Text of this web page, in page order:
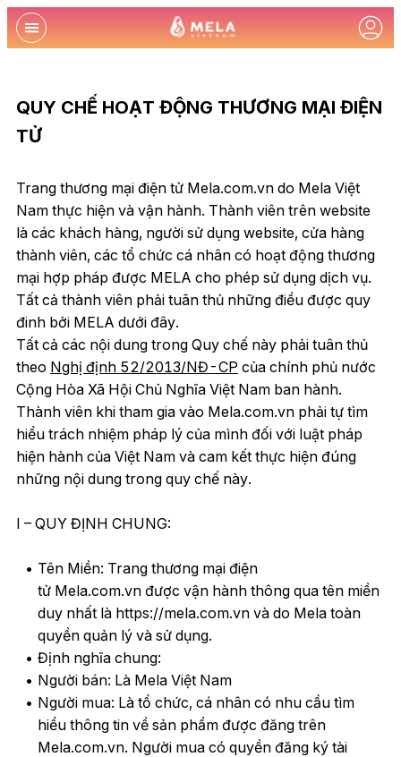
QUY CHẾ HOẠT ĐỘNG THƯƠNG MẠI ĐIỆN
TỬ
Trang thương mại điện tử Mela.com.vn do Mela Việt
Nam thực hiện và vận hành. Thành viên trên website
là các khách hàng, người sử dụng website, cửa hàng
thành viên, các tổ chức cá nhân có hoạt động thương
mại hợp pháp được MELA cho phép sử dụng dịch vụ.
Tất cả thành viên phải tuân thủ những điều được quy
đinh bởi MELA dưới đây.
Tất cả các nội dung trong Quy chế này phải tuân thủ
theo Nghị định 52/2013/NĐ-CP của chính phủ nước
Cộng Hòa Xã Hội Chủ Nghĩa Việt Nam ban hành.
Thành viên khi tham gia vào Mela.com.vn phải tự tìm
hiểu trách nhiệm pháp lý của mình đối với luật pháp
hiện hành của Việt Nam và cam kết thực hiện đúng
những nội dung trong quy chế này.
I – QUY ĐỊNH CHUNG:
Tên Miền: Trang thương mại điện
tử Mela.com.vn được vận hành thông qua tên miền
duy nhất là https://mela.com.vn và do Mela toàn
quyền quản lý và sử dụng.
Định nghĩa chung:
Người bán: Là Mela Việt Nam
Người mua: Là tổ chức, cá nhân có nhu cầu tìm
hiểu thông tin về sản phẩm được đăng trên
Mela.com.vn. Người mua có quyền đăng ký tài